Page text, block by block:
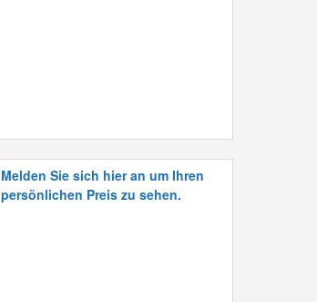
Melden Sie sich hier an um Ihren
persönlichen Preis zu sehen.